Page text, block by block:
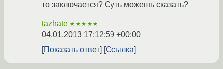
то заключается? Суть можешь сказать?
tazhate ★★★★★
04.01.2013 17:12:59 +00:00
Показать ответ
Ссылка